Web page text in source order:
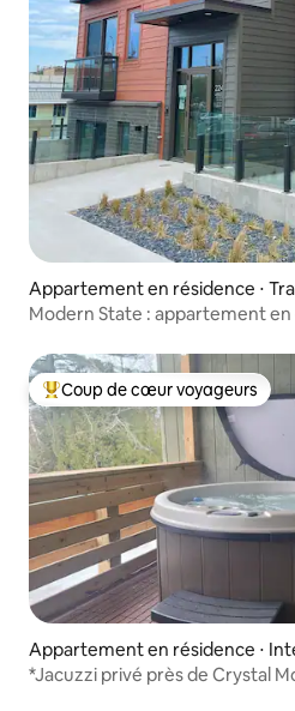
Appartement en résidence ⋅
Modern State : appartement
Coups de cœur voyageurs les
Coup de cœur voyageurs
Appartement en résidence ⋅
*Jacuzzi privé près de Crystal